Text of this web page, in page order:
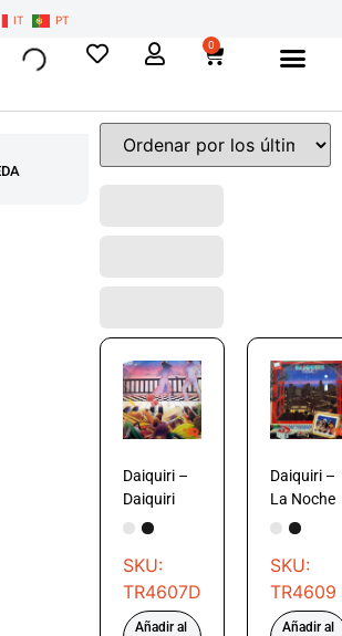
IT PT
0
Daiquiri –
Daiquiri
SKU:
TR4607D
Añadir al
Daiquiri –
La Noche
SKU:
TR4609
Añadir al